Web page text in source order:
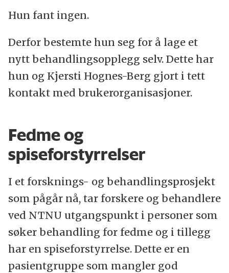
Hun fant ingen.
Derfor bestemte hun seg for å lage et
nytt behandlingsopplegg selv. Dette har
hun og Kjersti Hognes-Berg gjort i tett
kontakt med brukerorganisasjoner.
Fedme og
spiseforstyrrelser
I et forsknings- og behandlingsprosjekt
som pågår nå, tar forskere og behandlere
ved NTNU utgangspunkt i personer som
søker behandling for fedme og i tillegg
har en spiseforstyrrelse. Dette er en
pasientgruppe som mangler god